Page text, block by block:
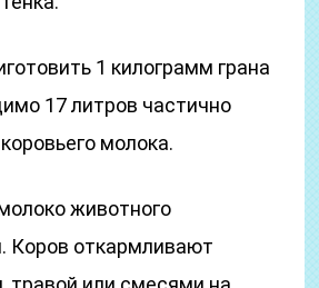
1 килограмм грана
17 литров частично
молока.
животного
Коров откармливают